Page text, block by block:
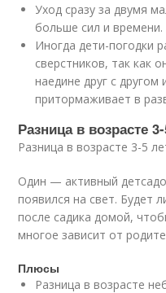
Уход сразу за двумя
больше сил и времени.
Иногда дети-погодки
сверстников, так как
наедине друг с
притормаживает в
Разница в возрасте
Разница в возрасте 3-5
Один — активный
появился на свет. Будет
после садика домой,
многое зависит от
Плюсы
Разница в возрасте